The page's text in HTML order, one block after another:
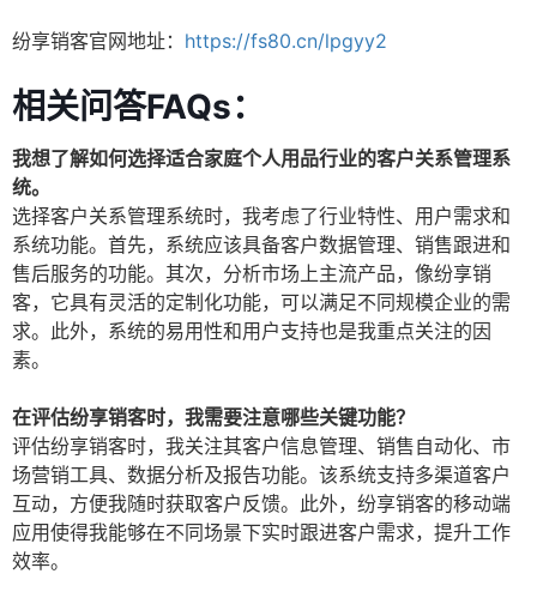
纷享销客官网地址： https://fs80.cn/lpgyy2
相关问答FAQs：
我想了解如何选择适合家庭个人用品行业的客户关系管理系
统。
选择客户关系管理系统时，我考虑了行业特性、用户需求和
系统功能。首先，系统应该具备客户数据管理、销售跟进和
售后服务的功能。其次，分析市场上主流产品，像纷享销
客，它具有灵活的定制化功能，可以满足不同规模企业的需
求。此外，系统的易用性和用户支持也是我重点关注的因
素。
在评估纷享销客时，我需要注意哪些关键功能？
评估纷享销客时，我关注其客户信息管理、销售自动化、市
场营销工具、数据分析及报告功能。该系统支持多渠道客户
互动，方便我随时获取客户反馈。此外，纷享销客的移动端
应用使得我能够在不同场景下实时跟进客户需求，提升工作
效率。